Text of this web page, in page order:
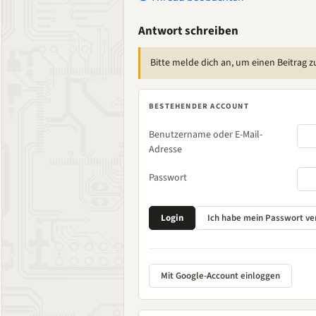
Antwort schreiben
Bitte melde dich an, um einen Beitrag
BESTEHENDER ACCOUNT
Benutzername oder E-Mail-
Adresse
Passwort
Mit Google-Account einloggen